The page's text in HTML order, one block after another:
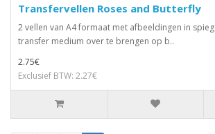
Transfervellen Roses and Butterfly
2 vellen van A4 formaat met afbeeldingen in
transfer medium over te brengen op b..
2.75€
Exclusief BTW: 2.27€